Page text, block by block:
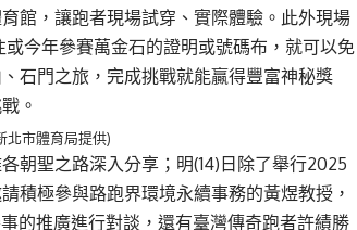
館，讓跑者現場試穿、實際體驗。此外現場
今年參賽萬金石的證明或號碼布，就可以免
石門之旅，完成挑戰就能贏得豐富神秘獎
。
北市體育局提供)
朝聖之路深入分享；明(14)日除了舉行2025
積極參與路跑界環境永續事務的黃煜教授，
的推廣進行對談，還有臺灣傳奇跑者許績勝